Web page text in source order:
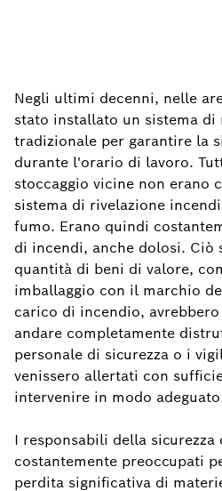
Negli ultimi decenni, nelle
stato installato un sistema di
tradizionale per garantire la
durante l'orario di lavoro.
stoccaggio vicine non erano
sistema di rivelazione
fumo. Erano quindi
di incendi, anche dolosi. Ciò
quantità di beni di valore,
imballaggio con il marchio
carico di incendio,
andare completamente
personale di sicurezza o i
venissero allertati con
intervenire in modo
I responsabili della sicurezza
costantemente preoccupati
perdita significativa di